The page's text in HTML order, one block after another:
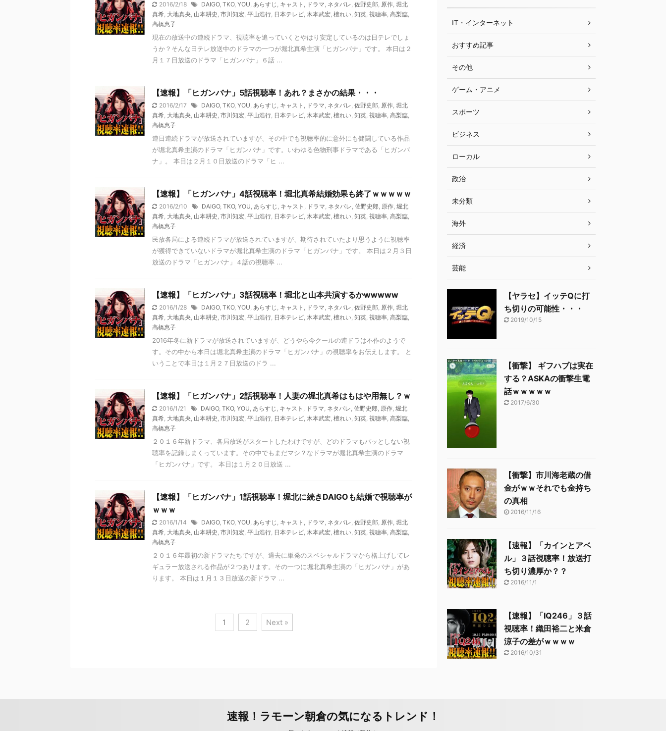
2016/2/18 DAIGO, TKO, YOU, あらすじ , キャスト , ドラマ, ネタバレ, 佐野史郎, 原作, 堀北
真希, 大地真央, 山本耕史 , 市川知宏, 平山浩行, 日本テレビ, 木本武宏, 檀れい, 知英, 視聴率, 高梨臨,
高橋惠子
現在の放送中の連続ドラマ、視聴率を追っていくとやはり安定しているのは日テレでしょ
うか？そんな日テレ放送中のドラマの一つが堀北真希主演「ヒガンバナ」です。 本日は２
月１７日放送のドラマ「ヒガンバナ」６話 ...
【速報】「ヒガンバナ」5話視聴率！あれ？まさかの結果・・・
2016/2/17 DAIGO, TKO, YOU, あらすじ , キャスト , ドラマ, ネタバレ, 佐野史郎, 原作, 堀北
真希, 大地真央, 山本耕史 , 市川知宏, 平山浩行, 日本テレビ, 木本武宏, 檀れい, 知英, 視聴率, 高梨臨,
高橋惠子
連日連続ドラマが放送されていますが、その中でも視聴率的に意外にも健闘している作品
が堀北真希主演のドラマ「ヒガンバナ」です。いわゆる色物刑事ドラマである「ヒガンバ
ナ」。 本日は２月１０日放送のドラマ「ヒ ...
【速報】「ヒガンバナ」4話視聴率！堀北真希結婚効果も終了ｗｗｗｗｗ
2016/2/10 DAIGO, TKO, YOU, あらすじ , キャスト , ドラマ, ネタバレ, 佐野史郎, 原作, 堀北
真希, 大地真央, 山本耕史 , 市川知宏, 平山浩行, 日本テレビ, 木本武宏, 檀れい, 知英, 視聴率, 高梨臨,
高橋惠子
民放各局による連続ドラマが放送されていますが、期待されていたより思うように視聴率
が獲得できていないドラマが堀北真希主演のドラマ「ヒガンバナ」です。 本日は２月３日
放送のドラマ「ヒガンバナ」４話の視聴率 ...
【速報】「ヒガンバナ」3話視聴率！堀北と山本共演するかwwwww
2016/1/28 DAIGO, TKO, YOU, あらすじ , キャスト , ドラマ, ネタバレ, 佐野史郎, 原作, 堀北
真希, 大地真央, 山本耕史 , 市川知宏, 平山浩行, 日本テレビ, 木本武宏, 檀れい, 知英, 視聴率, 高梨臨,
高橋惠子
2016年冬に新ドラマが放送されていますが、どうやら今クールの連ドラは不作のようで
す。その中から本日は堀北真希主演のドラマ「ヒガンバナ」の視聴率をお伝えします。 と
いうことで本日は１月２７日放送のドラ ...
【速報】「ヒガンバナ」2話視聴率！人妻の堀北真希はもはや用無し？ｗ
2016/1/21 DAIGO, TKO, YOU, あらすじ , キャスト , ドラマ, ネタバレ, 佐野史郎, 原作, 堀北
真希, 大地真央, 山本耕史 , 市川知宏, 平山浩行, 日本テレビ, 木本武宏, 檀れい, 知英, 視聴率, 高梨臨,
高橋惠子
２０１６年新ドラマ、各局放送がスタートしたわけですが、どのドラマもパッとしない視
聴率を記録しまくっています。その中でもまだマシ？なドラマが堀北真希主演のドラマ
「ヒガンバナ」です。 本日は１月２０日放送 ...
【速報】「ヒガンバナ」1話視聴率！堀北に続きDAIGOも結婚で視聴率が
ｗｗｗ
2016/1/14 DAIGO, TKO, YOU, あらすじ , キャスト , ドラマ, ネタバレ, 佐野史郎, 原作, 堀北
真希, 大地真央, 山本耕史 , 市川知宏, 平山浩行, 日本テレビ, 木本武宏, 檀れい, 知英, 視聴率, 高梨臨,
高橋惠子
２０１６年最初の新ドラマたちですが、過去に単発のスペシャルドラマから格上げしてレ
ギュラー放送される作品が２つあります。その一つに堀北真希主演の「ヒガンバナ」があ
ります。 本日は１月１３日放送の新ドラマ ...
1 2 Next »
IT・インターネット
おすすめ記事
その他
ゲーム・アニメ
スポーツ
ビジネス
ローカル
政治
未分類
海外
経済
芸能
【ヤラセ】イッテQに打
ち切りの可能性・・・
2019/10/15
【衝撃】 ギフハブは実在
する？ASKAの衝撃生電
話ｗｗｗｗｗ
2017/6/30
【衝撃】市川海老蔵の借
金がｗｗそれでも金持ち
の真相
2016/11/16
【速報】「カインとアベ
ル」３話視聴率！放送打
ち切り濃厚か？？
2016/11/1
【速報】「IQ246」３話
視聴率！織田裕二と米倉
涼子の差がｗｗｗｗ
2016/10/31
速報！ラモーン朝倉の気になるトレンド！